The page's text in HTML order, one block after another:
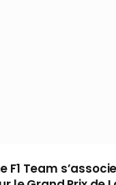
F1 Team